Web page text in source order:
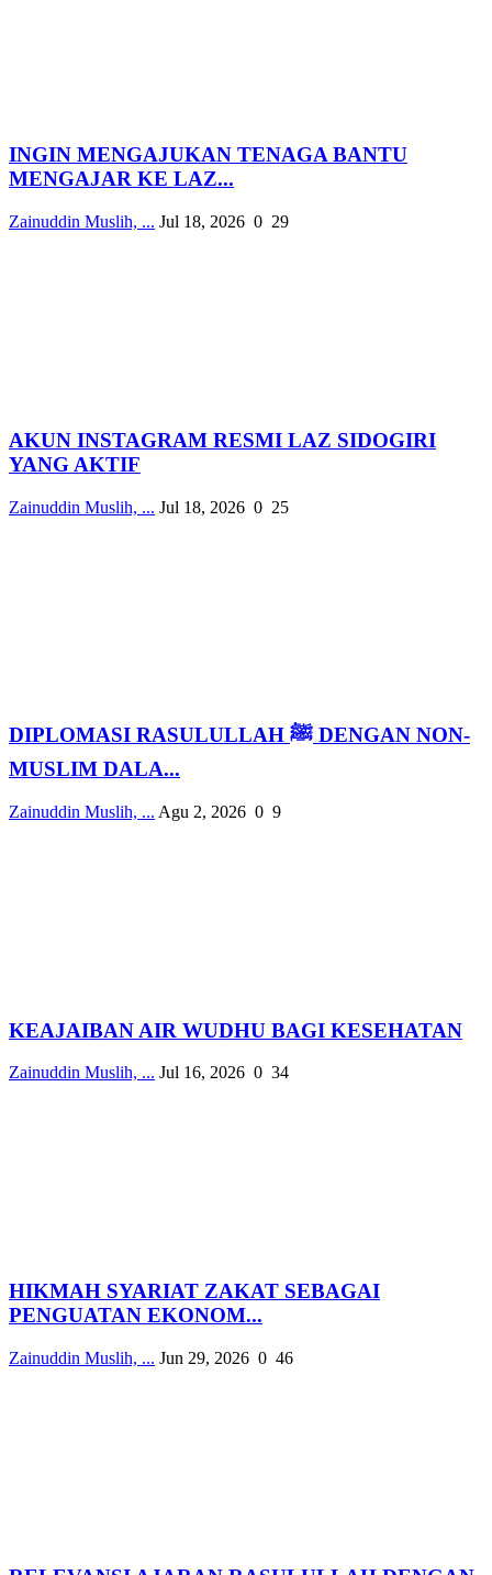
INGIN MENGAJUKAN TENAGA BANTU
MENGAJAR KE LAZ...
Zainuddin Muslih, ... Jul 18, 2026 0 29
AKUN INSTAGRAM RESMI LAZ SIDOGIRI
YANG AKTIF
Zainuddin Muslih, ... Jul 18, 2026 0 25
DIPLOMASI RASULULLAH ﷺ DENGAN NON-
MUSLIM DALA...
Zainuddin Muslih, ... Agu 2, 2026 0 9
KEAJAIBAN AIR WUDHU BAGI KESEHATAN
Zainuddin Muslih, ... Jul 16, 2026 0 34
HIKMAH SYARIAT ZAKAT SEBAGAI
PENGUATAN EKONOM...
Zainuddin Muslih, ... Jun 29, 2026 0 46